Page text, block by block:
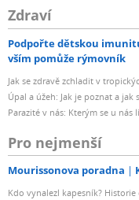
Zdraví
Podpořte dětskou
vším pomůže rýmovník
Jak se zdravě zchladit v
Úpal a úžeh: Jak je poznat a jak
Parazité v nás: Kterým se u
Pro nejmenší
Mourissonova poradna
Kdo vynalezl kapesník?